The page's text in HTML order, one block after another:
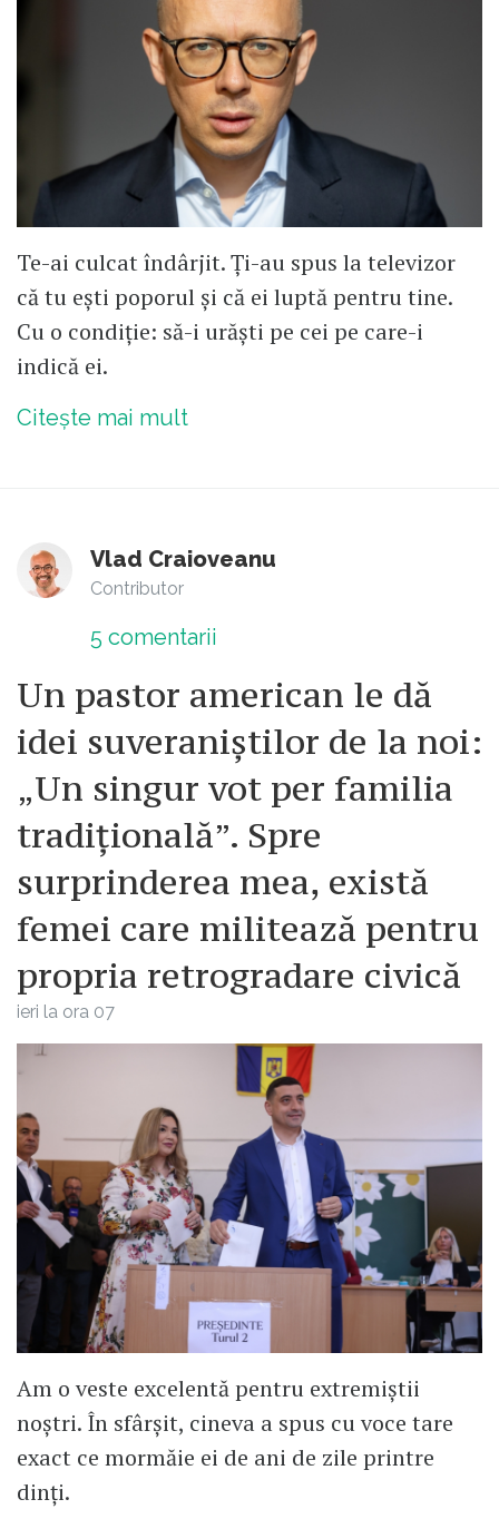
Te-ai culcat îndârjit. Ți-au spus la televizor
că tu ești poporul și că ei luptă pentru tine.
Cu o condiție: să-i urăști pe cei pe care-i
indică ei.
Citește mai mult
Vlad Craioveanu
Contributor
5 comentarii
Un pastor american le dă
idei suveraniștilor de la noi:
„Un singur vot per familia
tradițională”. Spre
surprinderea mea, există
femei care militează pentru
propria retrogradare civică
ieri la ora 07
Am o veste excelentă pentru extremiștii
noștri. În sfârșit, cineva a spus cu voce tare
exact ce mormăie ei de ani de zile printre
dinți.